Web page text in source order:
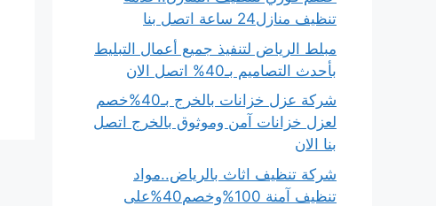
تنظيف منازل24 ساعة اتصل بنا
مبلط الرياض لتنفيذ جميع أعمال التبليط
بأحدث التصاميم بـ40% اتصل الان
شركة عزل خزانات بالخرج بـ40%خصم
لعزل خزانات آمن وموثوق بالخرج اتصل
بنا الان
شركة تنظيف اثاث بالرياض..مواد
تنظيف آمنة 100%وخصم40%على